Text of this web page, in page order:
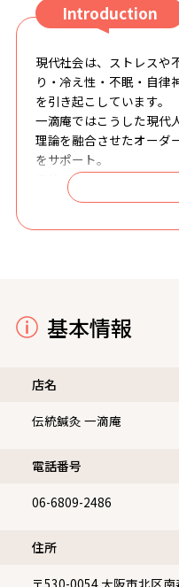
Introduction
現代社会は、ストレスや
り・冷え性・不眠・自律
を引き起こしています。
一滴庵ではこうした現代
理論を融合させたオーダ
をサポート。
症状の一時的な緩和にと
目指しています。
基本情報
店名
伝統鍼灸 一滴庵
電話番号
06-6809-2486
住所
〒530-0054 大阪市北区